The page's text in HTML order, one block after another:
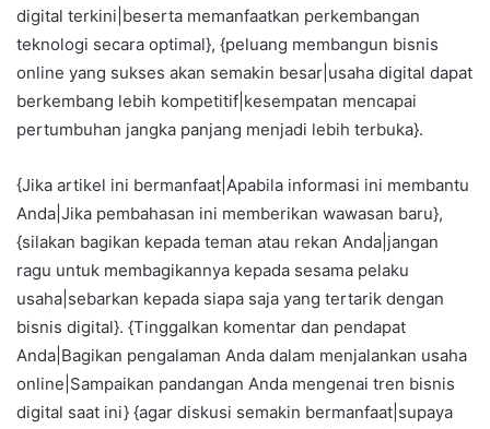
digital terkini|beserta memanfaatkan perkembangan
teknologi secara optimal}, {peluang membangun bisnis
online yang sukses akan semakin besar|usaha digital dapat
berkembang lebih kompetitif|kesempatan mencapai
pertumbuhan jangka panjang menjadi lebih terbuka}.
{Jika artikel ini bermanfaat|Apabila informasi ini membantu
Anda|Jika pembahasan ini memberikan wawasan baru},
{silakan bagikan kepada teman atau rekan Anda|jangan
ragu untuk membagikannya kepada sesama pelaku
usaha|sebarkan kepada siapa saja yang tertarik dengan
bisnis digital}. {Tinggalkan komentar dan pendapat
Anda|Bagikan pengalaman Anda dalam menjalankan usaha
online|Sampaikan pandangan Anda mengenai tren bisnis
digital saat ini} {agar diskusi semakin bermanfaat|supaya